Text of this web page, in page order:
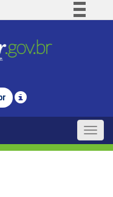
Comunica BR
Legislação
Toggle